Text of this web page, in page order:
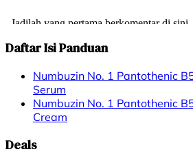
Daftar Isi Panduan
Numbuzin No. 1 Pantothenic
Serum
Numbuzin No. 1 Pantothenic
Cream
Deals